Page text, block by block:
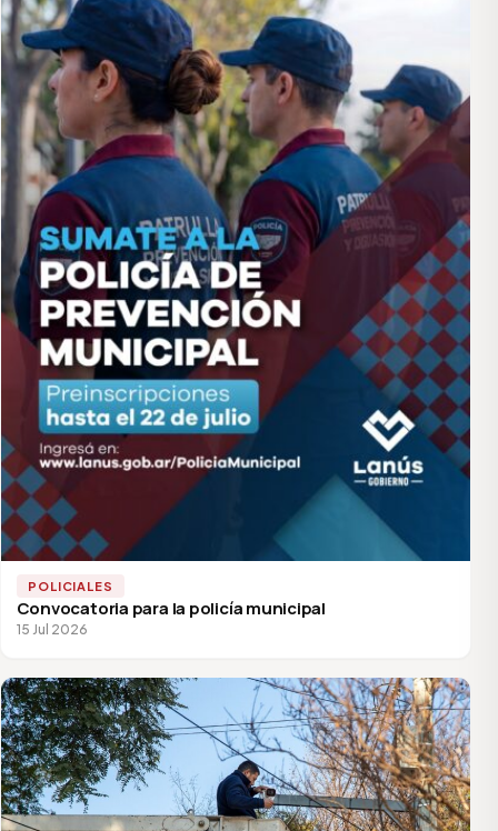
POLICIALES
Convocatoria para la policía municipal
15 Jul 2026